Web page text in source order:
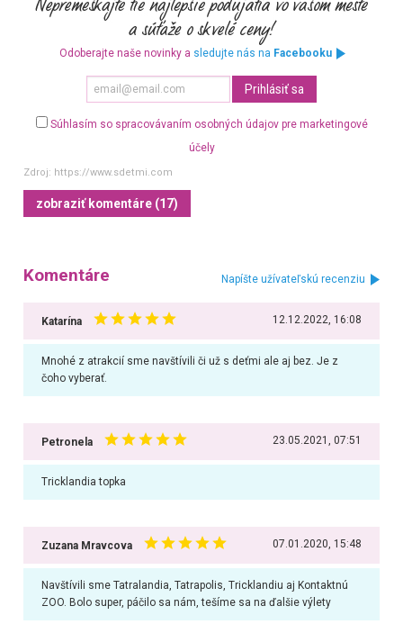
Odoberajte naše novinky a sledujte nás na Facebooku
Súhlasím so spracovávaním osobných údajov pre marketingové
účely
Zdroj: https://www.sdetmi.com
zobraziť komentáre (17)
Komentáre Napíšte užívateľskú recenziu
Katarína 12.12.2022, 16:08
Mnohé z atrakcií sme navštívili či už s deťmi ale aj bez. Je z
čoho vyberať.
Petronela 23.05.2021, 07:51
Tricklandia topka
Zuzana Mravcova 07.01.2020, 15:48
Navštívili sme Tatralandia, Tatrapolis, Tricklandiu aj Kontaktnú
ZOO. Bolo super, páčilo sa nám, tešíme sa na ďalšie výlety